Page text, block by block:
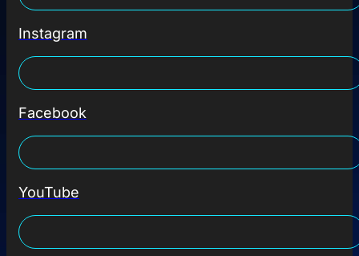
Instagram
Facebook
YouTube